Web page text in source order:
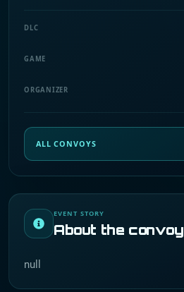
EVENT STORY
About the convoy
null
DLC
GAME
ORGANIZER
ALL CONVOYS